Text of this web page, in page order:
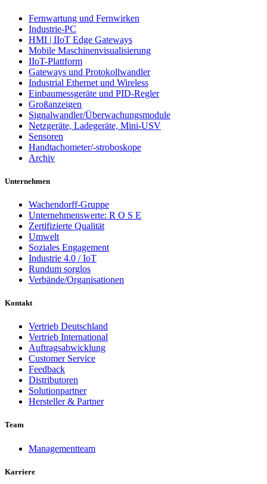
Fernwartung und Fernwirken
Industrie-PC
HMI | IIoT Edge Gateways
Mobile Maschinenvisualisierung
IIoT-Plattform
Gateways und Protokollwandler
Industrial Ethernet und Wireless
Einbaumessgeräte und PID-Regler
Großanzeigen
Signalwandler/Überwachungsmodule
Netzgeräte, Ladegeräte, Mini-USV
Sensoren
Handtachometer/-stroboskope
Archiv
Unternehmen
Wachendorff-Gruppe
Unternehmenswerte: R O S E
Zertifizierte Qualität
Umwelt
Soziales Engagement
Industrie 4.0 / IoT
Rundum sorglos
Verbände/Organisationen
Kontakt
Vertrieb Deutschland
Vertrieb International
Auftragsabwicklung
Customer Service
Feedback
Distributoren
Solutionpartner
Hersteller & Partner
Team
Managementteam
Karriere